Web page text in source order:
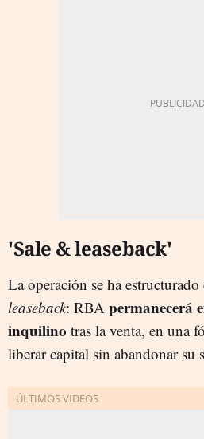
'Sale & leaseback'
La operación se ha
leaseback: RBA permanecerá
inquilino tras la venta, en una
liberar capital sin abandonar su